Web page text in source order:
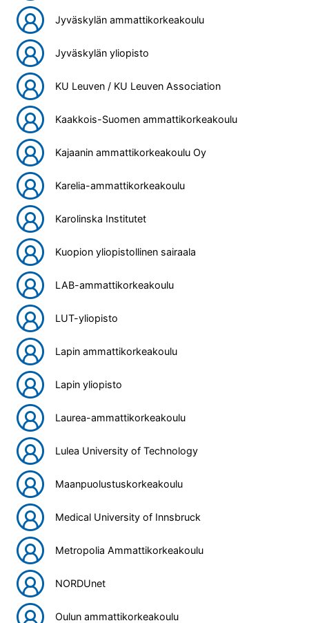
Jyväskylän ammattikorkeakoulu
Jyväskylän yliopisto
KU Leuven / KU Leuven Association
Kaakkois-Suomen ammattikorkeakoulu
Kajaanin ammattikorkeakoulu Oy
Karelia-ammattikorkeakoulu
Karolinska Institutet
Kuopion yliopistollinen sairaala
LAB-ammattikorkeakoulu
LUT-yliopisto
Lapin ammattikorkeakoulu
Lapin yliopisto
Laurea-ammattikorkeakoulu
Lulea University of Technology
Maanpuolustuskorkeakoulu
Medical University of Innsbruck
Metropolia Ammattikorkeakoulu
NORDUnet
Oulun ammattikorkeakoulu